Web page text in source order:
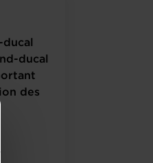
ducal
des